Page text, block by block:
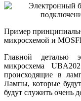
Пример
микросхемой и
Главной деталью
микросхема
происходящие в
Лампы, которые
будут служить очень